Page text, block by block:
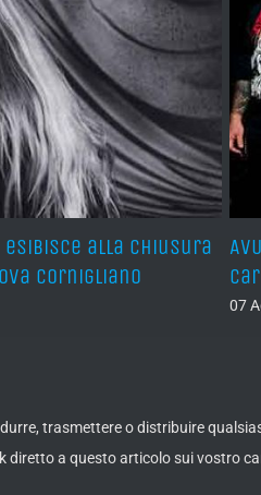
si esibisce alla chiusura
Cornigliano
07
trasmettere o distribuire
diretto a questo articolo sui vostro